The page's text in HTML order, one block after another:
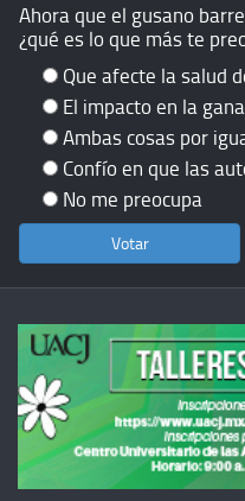
Ahora que el gusano
¿qué es lo que más te
Que afecte la salud
El impacto en la
Ambas cosas por
Confío en que las
No me preocupa